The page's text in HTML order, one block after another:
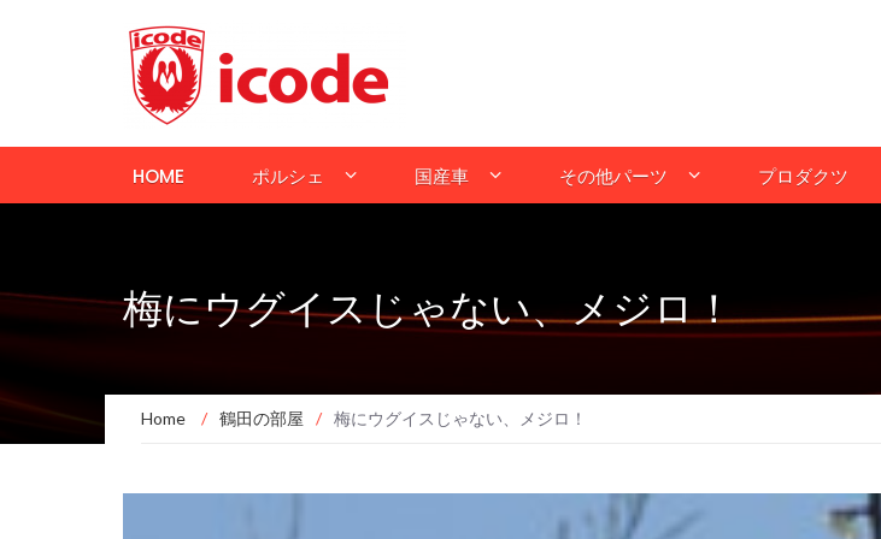
HOME ポルシェ 国産車 その他パーツ プロダクツ
梅にウグイスじゃない、メジロ！
Home / 鶴田の部屋 / 梅にウグイスじゃない、メジロ！